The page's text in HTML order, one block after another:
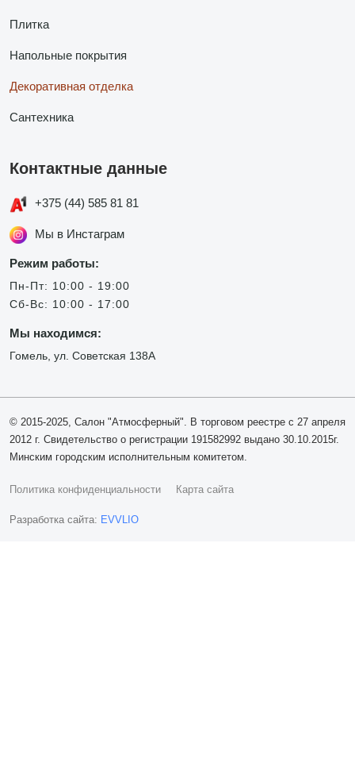
Плитка
Напольные покрытия
Декоративная отделка
Сантехника
Контактные данные
+375 (44) 585 81 81
Мы в Инстаграм
Режим работы:
Пн-Пт: 10:00 - 19:00
Сб-Вс: 10:00 - 17:00
Мы находимся:
Гомель, ул. Советская 138А
© 2015-2025, Салон "Атмосферный". В торговом реестре с 27 апреля
2012 г. Свидетельство о регистрации 191582992 выдано 30.10.2015г.
Минским городским исполнительным комитетом.
Политика конфиденциальности Карта сайта
Разработка сайта: EVVLIO